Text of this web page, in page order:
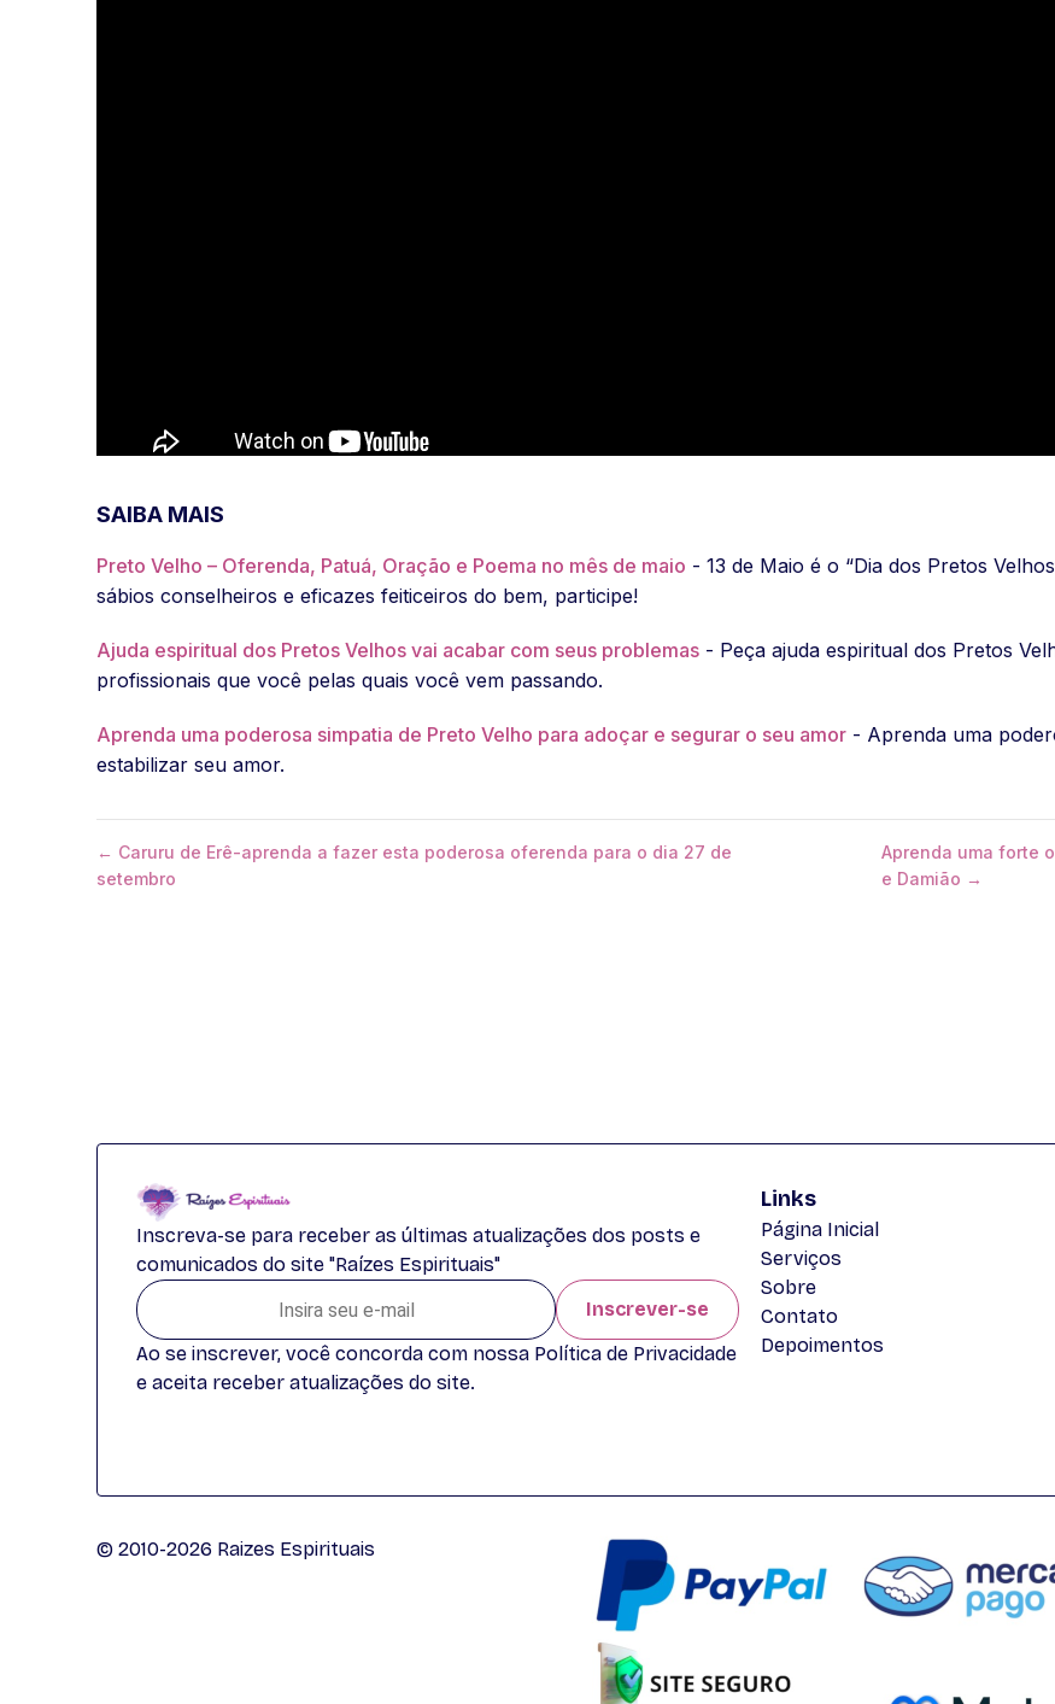
SAIBA MAIS
Preto Velho – Oferenda, Patuá, Oração e Poema no mês de maio - 13 de Maio é o “Dia dos Pretos
sábios conselheiros e eficazes feiticeiros do bem, participe!
Ajuda espiritual dos Pretos Velhos vai acabar com seus problemas - Peça ajuda espiritual dos Pretos
profissionais que você pelas quais você vem passando.
Aprenda uma poderosa simpatia de Preto Velho para adoçar e segurar o seu amor - Aprenda uma
estabilizar seu amor.
← Caruru de Erê-aprenda a fazer esta poderosa oferenda para o dia 27 de
setembro
Aprenda uma forte
e Damião →
Inscreva-se para receber as últimas atualizações dos posts e
comunicados do site "Raízes Espirituais"
Inscrever-se
Ao se inscrever, você concorda com nossa Política de Privacidade
e aceita receber atualizações do site.
Links
Página Inicial
Serviços
Sobre
Contato
Depoimentos
© 2010-2026 Raizes Espirituais